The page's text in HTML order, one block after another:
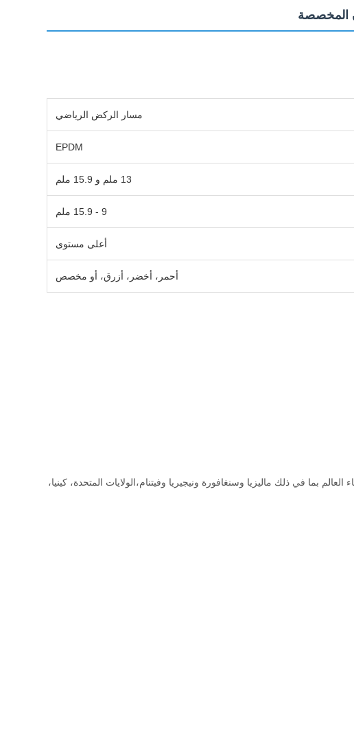
مسار الركض الرياضي
EPDM
13 ملم و 15.9 ملم
9 - 15.9 ملم
أعلى مستوى
أحمر، أخضر، أزرق، أو مخصص
المدرسية، وقد وضعت فليون الرياضة مسارات الركض في أكثر من 20 بلدا في جميع أنحاء العالم بما في ذلك ماليزيا وسنغافورة ونيجيريا وفيتنام،الولايات المتحدة، كينيا،